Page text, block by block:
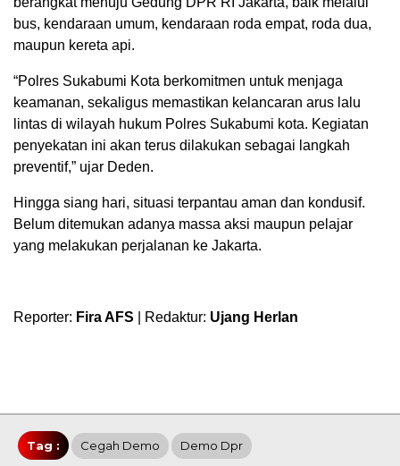
bus, kendaraan umum, kendaraan roda empat, roda dua,
maupun kereta api.
“Polres Sukabumi Kota berkomitmen untuk menjaga
keamanan, sekaligus memastikan kelancaran arus lalu
lintas di wilayah hukum Polres Sukabumi kota. Kegiatan
penyekatan ini akan terus dilakukan sebagai langkah
preventif,” ujar Deden.
Hingga siang hari, situasi terpantau aman dan kondusif.
Belum ditemukan adanya massa aksi maupun pelajar
yang melakukan perjalanan ke Jakarta.
Reporter: Fira AFS | Redaktur: Ujang Herlan
Tag : Cegah Demo Demo Dpr